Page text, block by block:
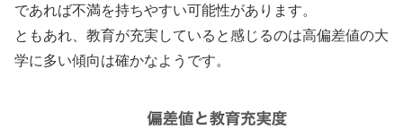
であれば不満を持ちやすい可能性があります。
ともあれ、教育が充実していると感じるのは高偏差値の大
学に多い傾向は確かなようです。